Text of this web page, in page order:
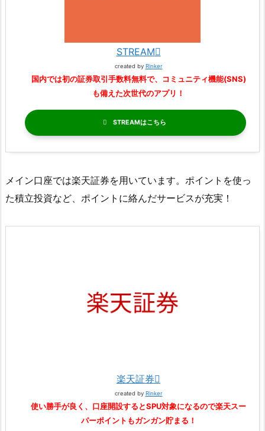
STREAM
created by Rinker
国内では初の証券取引手数料無料で、コミュニティ機能(SNS)
も備えた次世代のアプリ！
STREAM
メイン口座では楽天証券を用いています。ポイントを使っ
た積立投資など、ポイントに絡んだサービスが充実！
楽天証券
created by Rinker
使い勝手が良く、口座開設するとSPU対象になるので楽天スー
パーポイントもガンガン貯まる！